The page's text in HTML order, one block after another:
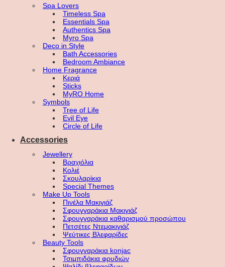
Spa Lovers
Timeless Spa
Essentials Spa
Authentics Spa
Myro Spa
Deco in Style
Bath Accessories
Bedroom Ambiance
Home Fragrance
Κεριά
Sticks
MyRO Home
Symbols
Tree of Life
Evil Eye
Circle of Life
Accessories
Jewellery
Βραχιόλια
Κολιέ
Σκουλαρίκια
Special Themes
Make Up Tools
Πινέλα Μακιγιάζ
Σφουγγαράκια Μακιγιάζ
Σφουγγαράκια καθαρισμού προσώπου
Πετσέτες Ντεμακιγιάζ
Ψεύτικες Βλεφαρίδες
Beauty Tools
Σφουγγαράκια konjac
Τσιμπιδάκια φρυδιών